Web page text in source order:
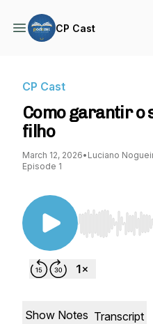
CP Cast
CP Cast
Como garantir o
filho
March 12, 2026• Luciano
Episode 1
Use Left/Right
Show Notes Transcript